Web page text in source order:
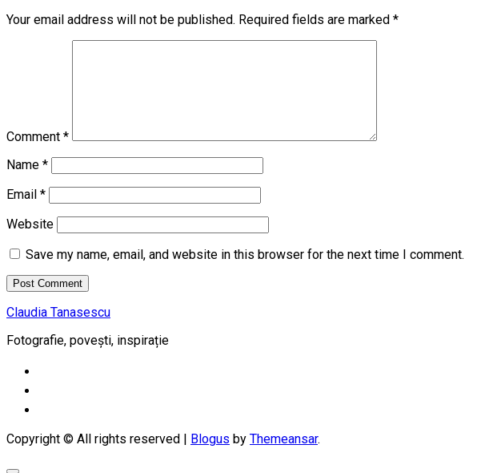
Your email address will not be published. Required fields are marked *
Comment *
Name *
Email *
Website
Save my name, email, and website in this browser for the next time I comment.
Claudia Tanasescu
Fotografie, povești, inspirație
Copyright © All rights reserved Blogus by Themeansar.